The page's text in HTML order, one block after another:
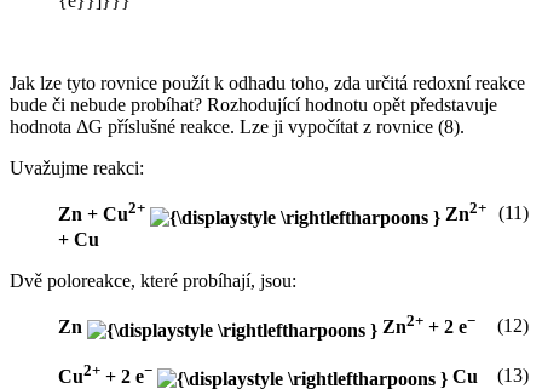
Jak lze tyto rovnice použít k odhadu toho, zda určitá redoxní reakce
bude či nebude probíhat? Rozhodující hodnotu opět představuje
hodnota ΔG příslušné reakce. Lze ji vypočítat z rovnice (8).
Uvažujme reakci:
(11)
Zn + Cu2+ Zn2+
+ Cu
Dvě poloreakce, které probíhají, jsou:
(12)
Zn Zn2+ + 2 e−
(13)
Cu2+ + 2 e− Cu